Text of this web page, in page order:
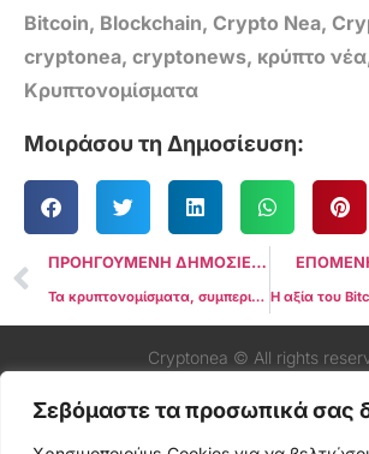
Σεβόμαστε τα προσωπικά σας
Bitcoin, Blockchain, Crypto Nea,
cryptonea, cryptonews, κρύπτο νέα
Κρυπτονομίσματα
Μοιράσου τη Δημοσίευση:
ΠΡΟΗΓΟΥΜΕΝΗ ΔΗΜΟΣΙΕΥΣΗ
Τα κρυπτονομίσματα, συμπεριλαμβανομένου του Bitcoin, δεν παρουσιάζουν κέρδη εν μέσω χαλάρωσης του πληθωρισμού στις ΗΠΑ
Cryptonea © All rights